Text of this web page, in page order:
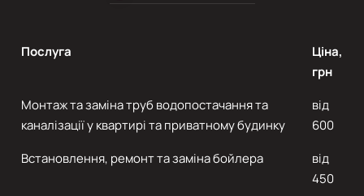
Послуга
Ціна,
грн
Монтаж та заміна труб водопостачання та
каналізації у квартирі та приватному будинку
від
600
Встановлення, ремонт та заміна бойлера
від
450